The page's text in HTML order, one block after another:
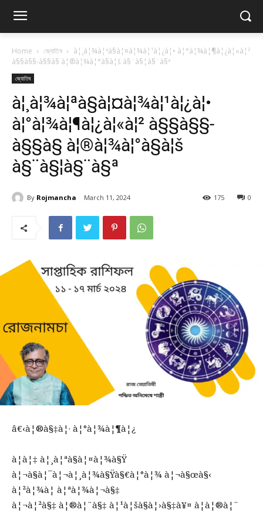
Home জ্যোতিষ
à¦¸à¦¾à¦ªà§à¦¤à¦¾à¦¹à¦¿à¦• à¦°à¦¾à¦¶à¦¿à¦«à¦²
à§§à§§-à§§à§­ à¦®à¦¾à¦°à§à¦š à§¨à§¦à§¨à§ª
জ্যোতিষ
à¦¸à¦¾à¦ªà§à¦¤à¦¾à¦¹à¦¿à¦•
à¦°à¦¾à¦¶à¦¿à¦«à¦² à§§à§§-
à§§à§­ à¦®à¦¾à¦°à§à¦š
à§¨à§¦à§¨à§ª
By Rojmancha March 11, 2024 0
175
â€‹à¦®à§‡à¦· à¦°à¦¾à¦¶à¦¿
à¦à¦‡ à¦¸à¦ªà§à¦¤à¦¾à§Ÿ
à¦¬à§à¦¯à¦¬à¦¸à¦¾à§Ÿà§€à¦°à¦¾ à¦¬à§œà§‹
à¦²à¦¾à¦­ à¦ªà¦¾à¦¬à§‡
à¦¬à¦²à§‡ à¦®à¦¨à§‡ à¦¹à¦šà§à¦›à§‡à¥¤ à¦à¦®à¦¨